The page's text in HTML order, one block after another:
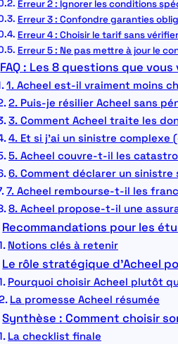
Erreur 2 : Ignorer les conditions
Erreur 3 : Confondre garanties
Erreur 4 : Choisir le tarif sans
Erreur 5 : Ne pas mettre à jour le
FAQ : Les 8 questions que
1. Acheel est-il vraiment moins
2. Puis-je résilier Acheel sans
3. Comment Acheel traite les
4. Et si j’ai un sinistre
5. Acheel couvre-t-il les
6. Comment déclarer un sinistre
7. Acheel rembourse-t-il les
8. Acheel propose-t-il une
Recommandations pour les
Notions clés à retenir
Le rôle stratégique d’Acheel
Pourquoi choisir Acheel plutôt
La promesse Acheel résumée
Synthèse : Comment choisir
La checklist finale